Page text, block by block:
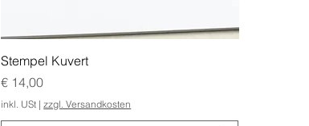
Stempel Kuvert
Preis
€ 14,00
inkl. USt | zzgl. Versandkosten